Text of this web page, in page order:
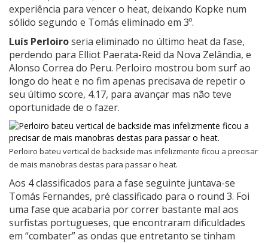
experiência para vencer o heat, deixando Kopke num
sólido segundo e Tomás eliminado em 3º.
Luís Perloiroseria eliminado no último heat da fase,
perdendo para Elliot Paerata-Reid da Nova Zelândia, e
Alonso Correa do Peru. Perloiro mostrou bom surf ao
longo do heat e no fim apenas precisava de repetir o
seu último score, 4.17, para avançar mas não teve
oportunidade de o fazer.
Perloiro bateu vertical de backside mas infelizmente ficou a precisar
de mais manobras destas para passar o heat.
Aos 4 classificados para a fase seguinte juntava-se
Tomás Fernandes, pré classificado para o round 3. Foi
uma fase que acabaria por correr bastante mal aos
surfistas portugueses, que encontraram dificuldades
em “combater” as ondas que entretanto se tinham